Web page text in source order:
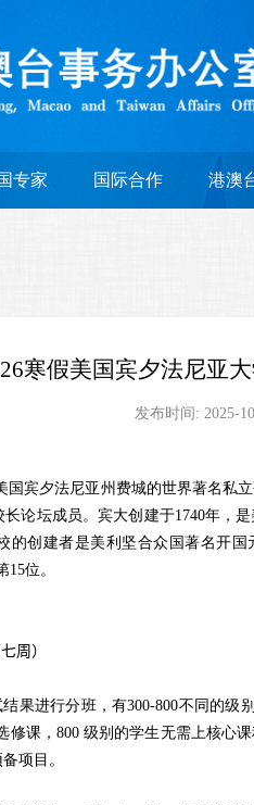
专家 国际合作 港澳
寒假美国宾夕法尼亚
发布时间: 2025-
国宾夕法尼亚州费城的世界著名私
长论坛成员。宾大创建于1740年，
的创建者是美利坚合众国著名开国
15位。
周）
果进行分班，有300-800不同的级
修课， 800级别的学生无需上核心
项目。